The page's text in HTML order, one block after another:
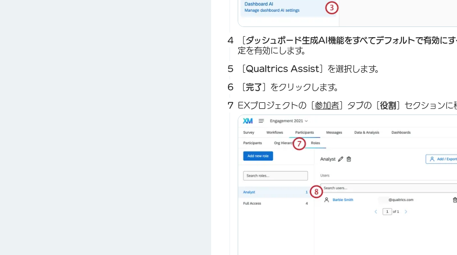
ダッシュボード生成AI機能をすべてデフォルトで有効にす
定を有効にします。
［Qualtrics Assist ］を選択します。
完了 ］をクリックします。
EXプロジェクトの［参加者 ］タブの［役割 ］セクションに